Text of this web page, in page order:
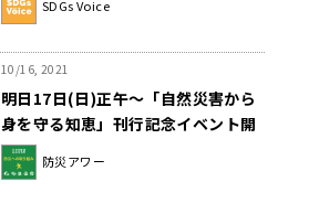
SDGs Voice
10/16, 2021
明日17日(日)正午～「自然災害から
身を守る知恵」刊行記念イベント開
催のお知らせ
防災アワー